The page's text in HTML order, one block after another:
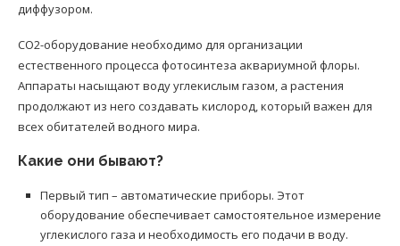
диффузором.
СО2-оборудование необходимо для организации
естественного процесса фотосинтеза аквариумной флоры.
Аппараты насыщают воду углекислым газом, а растения
продолжают из него создавать кислород, который важен для
всех обитателей водного мира.
Какие они бывают?
Первый тип – автоматические приборы. Этот
оборудование обеспечивает самостоятельное измерение
углекислого газа и необходимость его подачи в воду.